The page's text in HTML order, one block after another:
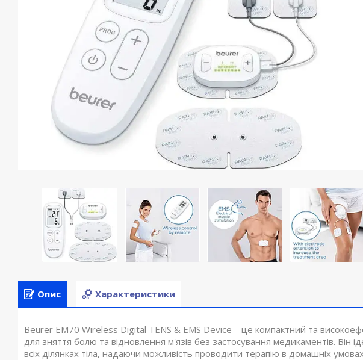
Опис Характеристики
Beurer EM70 Wireless Digital TENS & EMS Device – це компактний та
для зняття болю та відновлення м'язів без застосування медикаментів. Він
всіх ділянках тіла, надаючи можливість проводити терапію в домашніх